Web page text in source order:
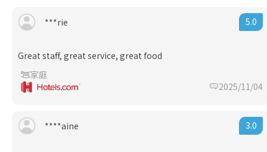
***rie 5.0
Great staff, great service, great food
家庭
2025/11/04
****aine 3.0